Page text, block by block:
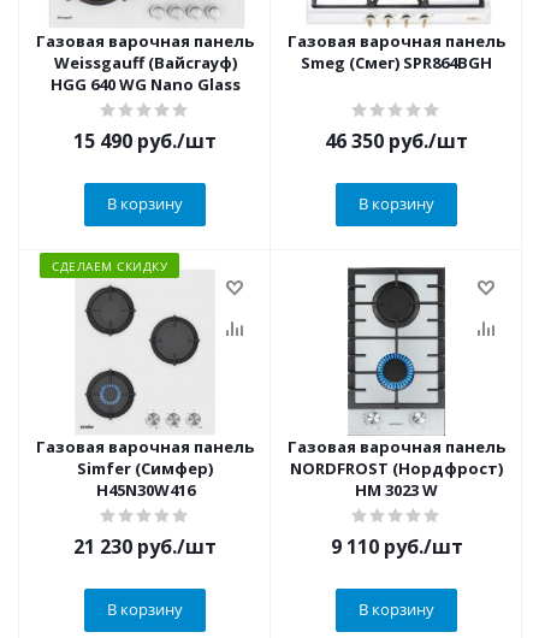
Газовая варочная панель
Weissgauff (Вайсгауф)
HGG 640 WG Nano Glass
15 490 руб./шт
В корзину
Газовая варочная панель
Smeg (Смег) SPR864BGH
46 350 руб./шт
В корзину
СДЕЛАЕМ СКИДКУ
Газовая варочная панель
Simfer (Симфер)
H45N30W416
21 230 руб./шт
В корзину
Газовая варочная панель
NORDFROST (Нордфрост)
HM 3023 W
9 110руб./шт
В корзину